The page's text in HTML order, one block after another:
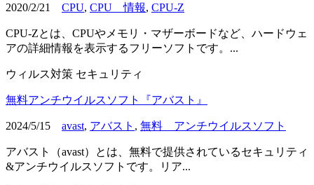
2020/2/21 CPU, CPU 情報, CPU-Z
CPU-Zとは、CPUやメモリ・マザーボードなど、ハードウェ
アの詳細情報を表示するフリーソフトです。...
ウィルス対策 セキュリティ
無料アンチウイルスソフト『アバスト』
2024/5/15 avast, アバスト , 無料 アンチウイルスソフト
アバスト（avast）とは、無料で提供されているセキュリティ
&アンチウイルスソフトです。リア...